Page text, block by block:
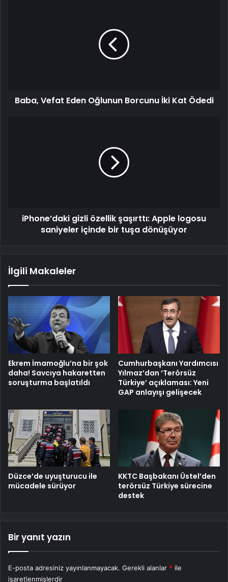
Baba, Vefat Eden Oğlunun Borcunu İki Kat Ödedi
dönüşüyor
iPhone’daki gizli özellik şaşırttı: Apple logosu
saniyeler içinde bir tuşa dönüşüyor
İlgili Makaleler
Ekrem İmamoğlu’na bir şok
daha! Savcıya hakaretten
soruşturma başlatıldı
Cumhurbaşkanı Yardımcısı
Yılmaz’dan ‘Terörsüz
Türkiye’ açıklaması: Yeni
GAP anlayışı gelişecek
Düzce’de uyuşturucu ile
mücadele sürüyor
KKTC Başbakanı Üstel’den
terörsüz Türkiye sürecine
destek
Bir yanıt yazın
E-posta adresiniz yayınlanmayacak. Gerekli alanlar * ile
işaretlenmişlerdir